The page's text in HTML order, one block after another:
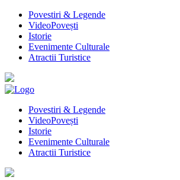
Povestiri & Legende
VideoPovești
Istorie
Evenimente Culturale
Atractii Turistice
Povestiri & Legende
VideoPovești
Istorie
Evenimente Culturale
Atractii Turistice